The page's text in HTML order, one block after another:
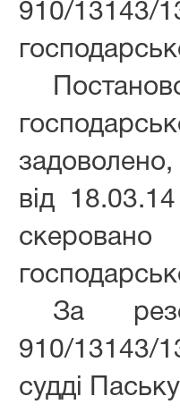
910/13143/
задоволено,
від
За
910/13143/
судді